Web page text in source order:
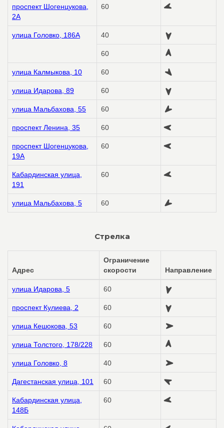
проспект Шогенцукова,
2А
60
улица Головко, 186А 40
60
улица Калмыкова, 10 60
улица Идарова, 89 60
улица Мальбахова, 55 60
проспект Ленина, 35 60
проспект Шогенцукова,
19А
60
Кабардинская улица,
191
60
улица Мальбахова, 5 60
Стрелка
Адрес
Ограничение
скорости
Направление
улица Идарова, 5 60
проспект Кулиева, 2 60
улица Кешокова, 53 60
улица Толстого, 178/228 60
улица Головко, 8 40
Дагестанская улица, 101 60
Кабардинская улица,
148Б
60